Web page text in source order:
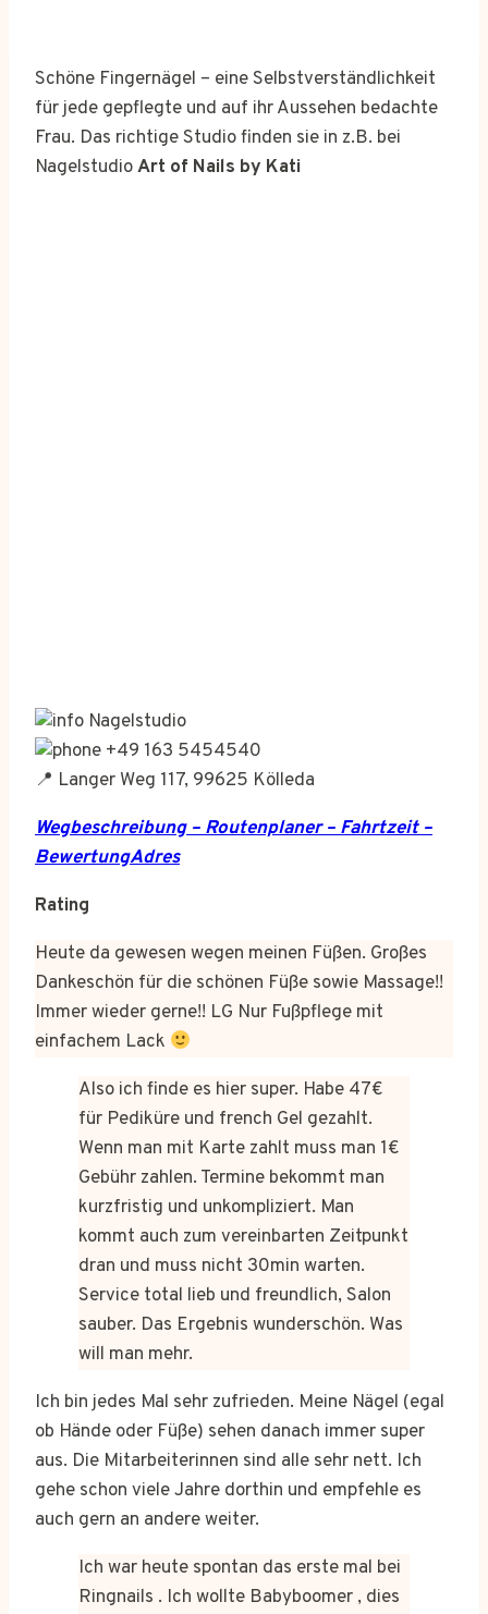
Schöne Fingernägel – eine Selbstverständlichkeit
für jede gepflegte und auf ihr Aussehen bedachte
Frau. Das richtige Studio finden sie in z.B. bei
NagelstudioArt of Nails by Kati
Nagelstudio
+49 163 5454540
📍 Langer Weg 117, 99625 Kölleda
Wegbeschreibung – Routenplaner – Fahrtzeit –
BewertungAdres
Rating
Heute da gewesen wegen meinen Füßen. Großes
Dankeschön für die schönen Füße sowie Massage!!
Immer wieder gerne!! LG Nur Fußpflege mit
einfachem Lack
Also ich finde es hier super. Habe 47€
für Pediküre und french Gel gezahlt.
Wenn man mit Karte zahlt muss man 1€
Gebühr zahlen. Termine bekommt man
kurzfristig und unkompliziert. Man
kommt auch zum vereinbarten Zeitpunkt
dran und muss nicht 30min warten.
Service total lieb und freundlich, Salon
sauber. Das Ergebnis wunderschön. Was
will man mehr.
Ich bin jedes Mal sehr zufrieden. Meine Nägel (egal
ob Hände oder Füße) sehen danach immer super
aus. Die Mitarbeiterinnen sind alle sehr nett. Ich
gehe schon viele Jahre dorthin und empfehle es
auch gern an andere weiter.
Ich war heute spontan das erste mal bei
Ringnails . Ich wollte Babyboomer , dies